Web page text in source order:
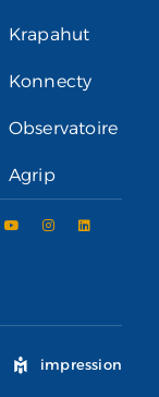
Krapahut
Konnecty
Observatoire
Agrip
impression